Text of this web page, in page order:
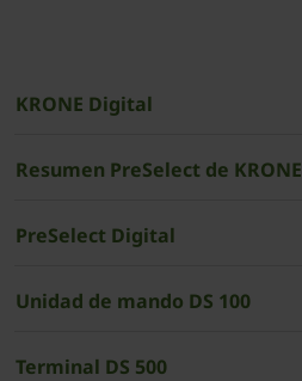
KRONE Digital
Resumen PreSelect de KRONE
PreSelect Digital
Unidad de mando DS 100
Terminal DS 500